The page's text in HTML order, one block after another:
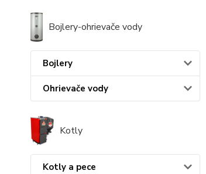
Bojlery-ohrievače vody
Bojlery
Ohrievače vody
Kotly
Kotly a pece